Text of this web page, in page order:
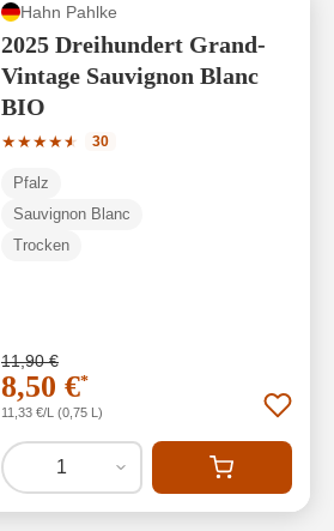
Hahn Pahlke
2025 Dreihundert Grand-
Vintage Sauvignon Blanc
BIO
★★★★★
★
Durchschnittliche Bewertung von 4.7
30
Pfalz
Sauvignon Blanc
Trocken
11,90 €
8,50 €*
11,33 €/L (0,75 L)
1